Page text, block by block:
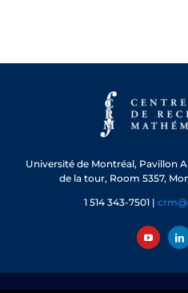
Université de Montréal, Pavillon
de la tour, Room 5357,
1 514 343-7501 |